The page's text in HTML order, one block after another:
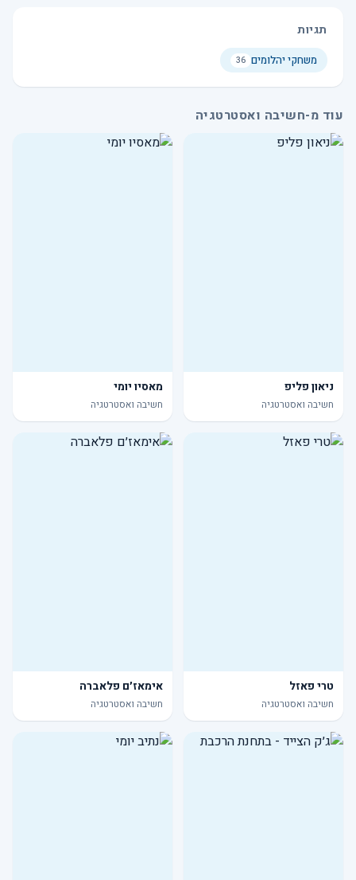
תגיות
משחקי יהלומים 36
עוד מ-חשיבה ואסטרטגיה
ניאון פליפ
חשיבה ואסטרטגיה
מאסיו יומי
חשיבה ואסטרטגיה
טרי פאזל
חשיבה ואסטרטגיה
אימאז׳ם פלאברה
חשיבה ואסטרטגיה